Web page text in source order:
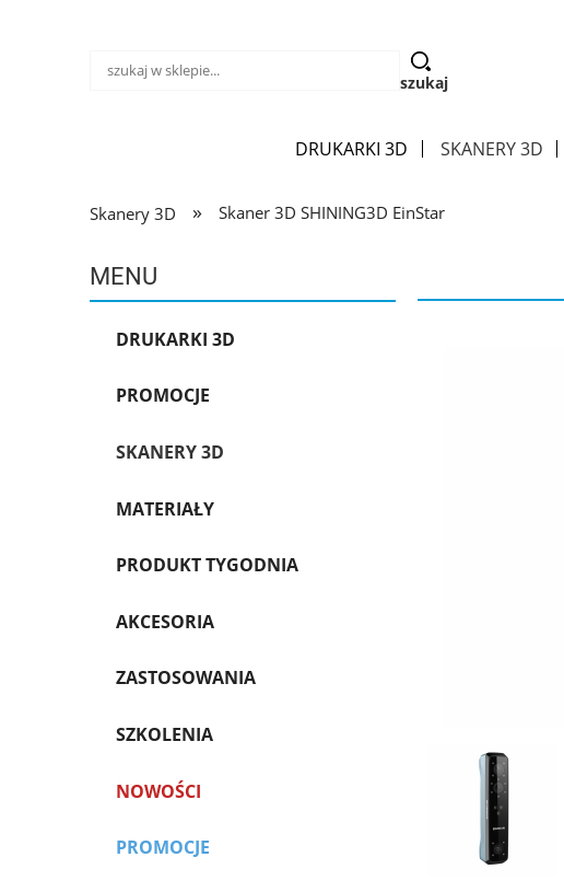
szukaj
DRUKARKI 3D SKANERY 3D
Skanery 3D » Skaner 3D SHINING3D EinStar
MENU
DRUKARKI 3D
PROMOCJE
SKANERY 3D
MATERIAŁY
PRODUKT TYGODNIA
AKCESORIA
ZASTOSOWANIA
SZKOLENIA
NOWOŚCI
PROMOCJE